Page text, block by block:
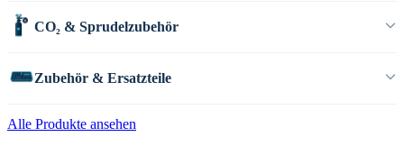
CO₂ & Sprudelzubehör
Zubehör & Ersatzteile
Alle Produkte ansehen